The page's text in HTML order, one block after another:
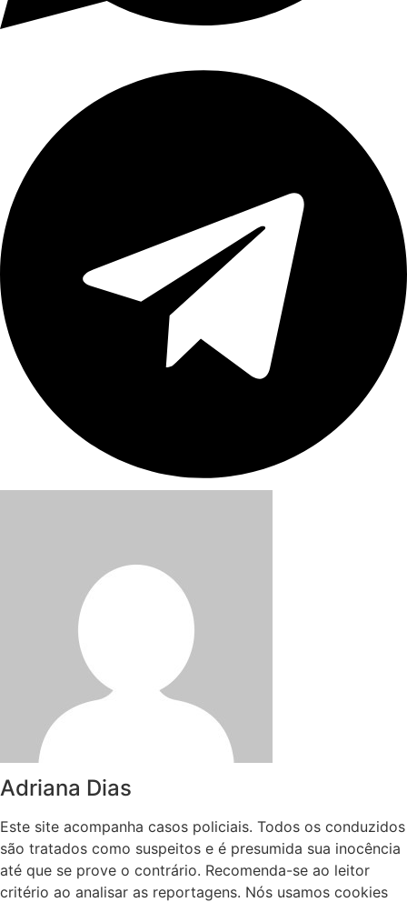
Adriana Dias
Este site acompanha casos policiais. Todos os conduzidos
são tratados como suspeitos e é presumida sua inocência
até que se prove o contrário. Recomenda-se ao leitor
critério ao analisar as reportagens. Nós usamos cookies